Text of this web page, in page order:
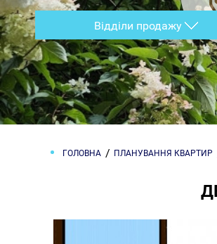
Відділи продажу
ГОЛОВНА ПЛАНУВАННЯ КВАРТИР